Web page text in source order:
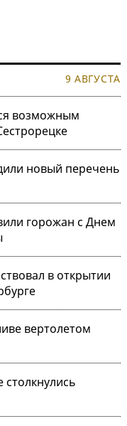
9 АВГУСТА
возможным
новый перечень
горожан с Днем
в открытии
вертолетом